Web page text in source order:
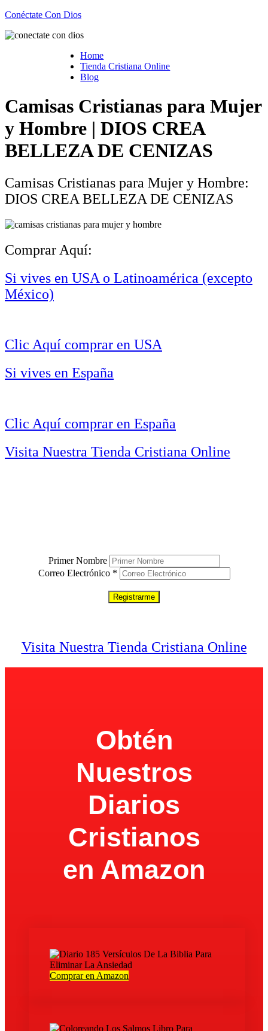
Conéctate Con Dios
Home
Tienda Cristiana Online
Blog
Camisas Cristianas para Mujer
y Hombre | DIOS CREA
BELLEZA DE CENIZAS
Camisas Cristianas para Mujer y Hombre:
DIOS CREA BELLEZA DE CENIZAS
Comprar Aquí:
Si vives en USA o Latinoamérica (excepto
México)
Clic Aquí comprar en USA
Si vives en España
Clic Aquí comprar en España
Visita Nuestra Tienda Cristiana Online
Primer Nombre
Correo Electrónico *
Visita Nuestra Tienda Cristiana Online
Obtén
Nuestros
Diarios
Cristianos
en Amazon
Comprar en Amazon